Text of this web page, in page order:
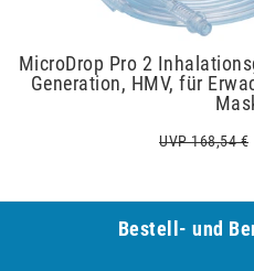
MicroDrop Pro 2
Generation, HMV, für
UVP 168,54 €
Bestell- und